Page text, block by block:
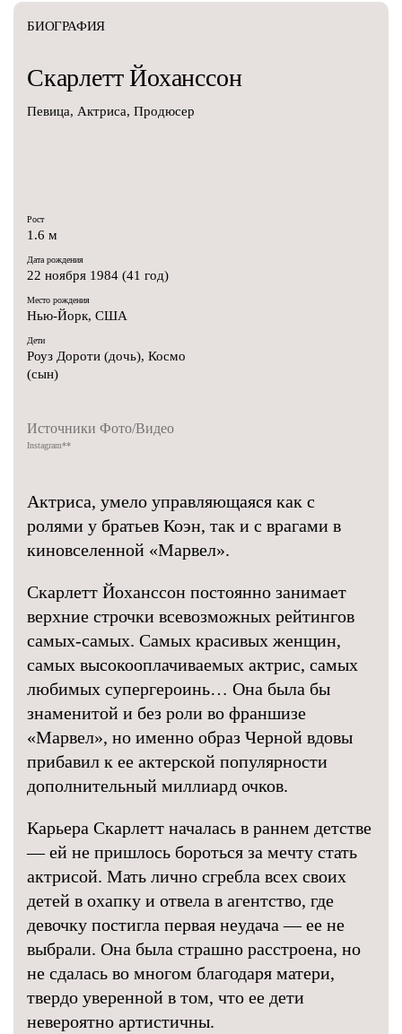
БИОГРАФИЯ
СкарлеттЙоханссон
Певица, Актриса, Продюсер
Рост
1.6 м
Дата рождения
22 ноября 1984 (41 год)
Место рождения
Нью-Йорк, США
Дети
Роуз Дороти (дочь), Космо
(сын)
Источники Фото/Видео
Instagram**
Актриса, умело управляющаяся как с
ролями у братьев Коэн, так и с врагами в
киновселенной «Марвел».
Скарлетт Йоханссон постоянно занимает
верхние строчки всевозможных рейтингов
самых-самых. Самых красивых женщин,
самых высокооплачиваемых актрис, самых
любимых супергероинь… Она была бы
знаменитой и без роли во франшизе
«Марвел», но именно образ Черной вдовы
прибавил к ее актерской популярности
дополнительный миллиард очков.
Карьера Скарлетт началась в раннем детстве
— ей не пришлось бороться за мечту стать
актрисой. Мать лично сгребла всех своих
детей в охапку и отвела в агентство, где
девочку постигла первая неудача — ее не
выбрали. Она была страшно расстроена, но
не сдалась во многом благодаря матери,
твердо уверенной в том, что ее дети
невероятно артистичны.